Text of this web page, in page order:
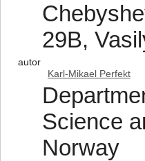
29B,
autor
Karl-Mikael Perfekt
Science
Norway